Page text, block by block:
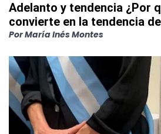
Adelanto y tendencia ¿Por
convierte en la tendencia
PorMaría Inés Montes